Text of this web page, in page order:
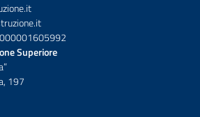
Superiore
197